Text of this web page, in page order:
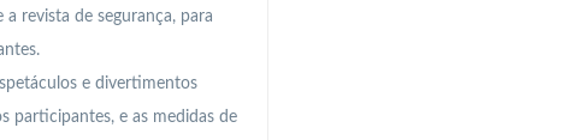
revista de segurança, para
e divertimentos
participantes, e as medidas de